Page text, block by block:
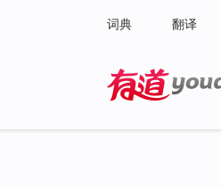
词典 翻译